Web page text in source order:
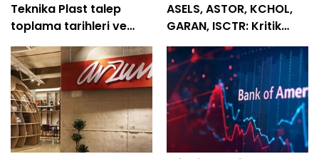
Teknika Plast talep
toplama tarihleri ve
tüm detaylar belli oldu
ASELS, ASTOR, KCHOL,
GARAN, ISCTR: Kritik
destek ve direnç
seviyeleri